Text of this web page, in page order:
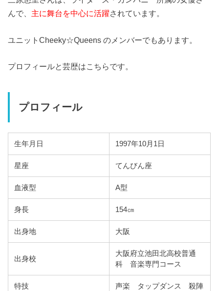
んで、 主に舞台を中心に活躍されています。
ユニットCheeky☆Queens のメンバーでもあります。
プロフィールと芸歴はこちらです。
プロフィール
生年月日 1997年10月1日
星座 てんびん座
血液型 A型
身長 154㎝
出身地 大阪
出身校
大阪府立池田北高校普通
科 音楽専門コース
特技 声楽 タップダンス 殺陣